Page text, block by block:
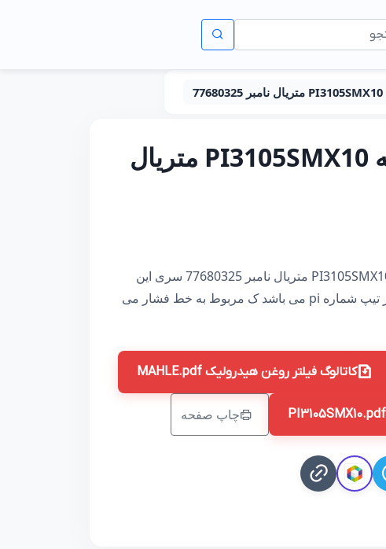
فیلتر هیدرولیک مهله PI3105SMX10 متریال
فیلتر هیدرولیک مهله PI3105SMX10 متریال نامبر 77680325 سری این
المنت طبق استاندارد شرکت mahleاز تیپ شماره pi می باشد ک مربوط به خط فشار می
کاتالوگ فیلتر روغن هیدرولیک MAHLE.pdf
چاپ صفحه